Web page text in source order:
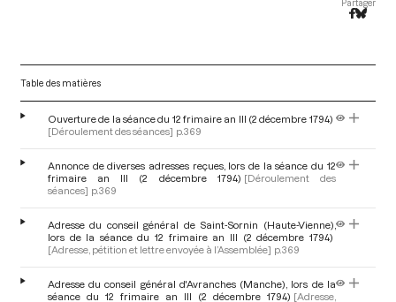
Partager
Table des matières
Ouverture de la séance du 12 frimaire an III (2 décembre 1794)
[Déroulement des séances] p.369
Annonce de diverses adresses reçues, lors de la séance du 12
frimaire an III (2 décembre 1794) [Déroulement des
séances] p.369
Adresse du conseil général de Saint-Sornin (Haute-Vienne),
lors de la séance du 12 frimaire an III (2 décembre 1794)
[Adresse, pétition et lettre envoyée à l’Assemblée] p.369
Adresse du conseil général d'Avranches (Manche), lors de la
séance du 12 frimaire an III (2 décembre 1794) [Adresse,